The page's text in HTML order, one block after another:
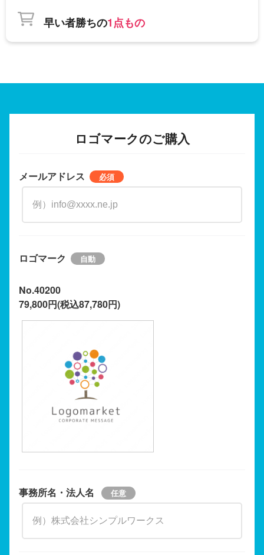
早い者勝ちの1点もの
ロゴマークのご購入
メールアドレス
ロゴマーク
No.40200
79,800円(税込87,780円)
事務所名・法人名